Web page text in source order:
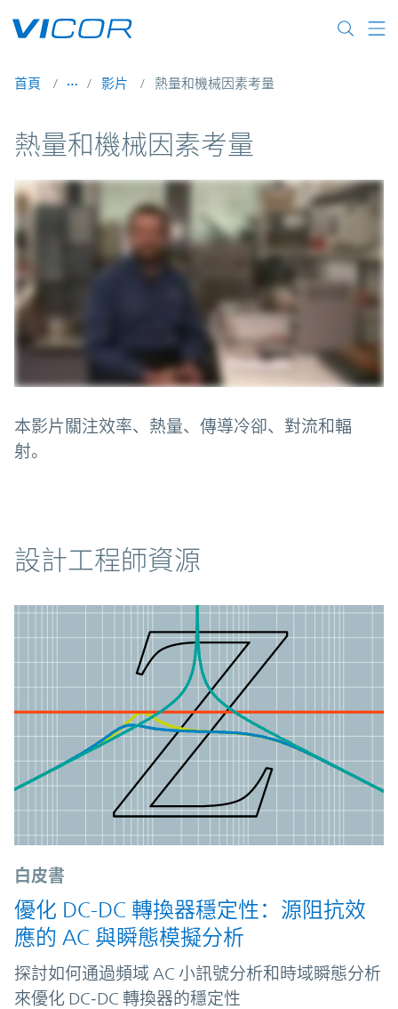
首頁 影片 熱量和機械因素考量
熱量和機械因素考量
本影片關注效率、熱量、傳導冷卻、對流和輻
射。
資源
設計工程師資源
白皮書
優化 DC-DC 轉換器穩定性：源阻抗效
應的 AC 與瞬態模擬分析
探討如何通過頻域 AC 小訊號分析和時域瞬態分析
來優化 DC‑DC 轉換器的穩定性